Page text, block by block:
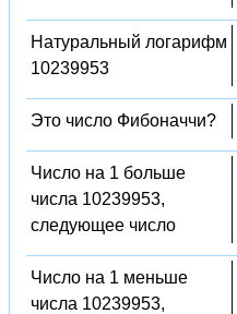
Натуральный логарифм
10239953
Это число Фибоначчи?
Число на 1 больше
числа 10239953,
следующее число
Число на 1 меньше
числа 10239953,